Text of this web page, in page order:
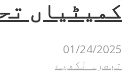
کمیٹیاں
01/24/2025
تبصرہ لکھیے